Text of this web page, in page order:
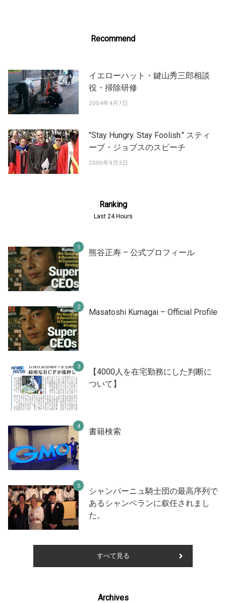
Recommend
イエローハット・鍵山秀三郎相談
役・掃除研修
2004年4月7日
"Stay Hungry. Stay Foolish." スティ
ーブ・ジョブスのスピーチ
2005年9月3日
Ranking
Last 24 Hours
熊谷正寿 – 公式プロフィール
Masatoshi Kumagai – Official Profile
【4000人を在宅勤務にした判断に
ついて】
書籍検索
シャンパーニュ騎士団の最高序列で
あるシャンベランに叙任されまし
た。
すべて見る
Archives